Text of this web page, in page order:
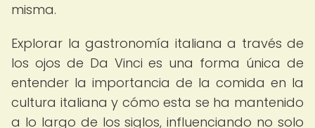
misma.
Explorar la gastronomía italiana a través de
los ojos de Da Vinci es una forma única de
entender la importancia de la comida en la
cultura italiana y cómo esta se ha mantenido
a lo largo de los siglos, influenciando no solo